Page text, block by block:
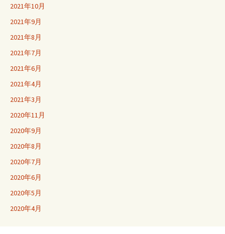
2021年10月
2021年9月
2021年8月
2021年7月
2021年6月
2021年4月
2021年3月
2020年11月
2020年9月
2020年8月
2020年7月
2020年6月
2020年5月
2020年4月